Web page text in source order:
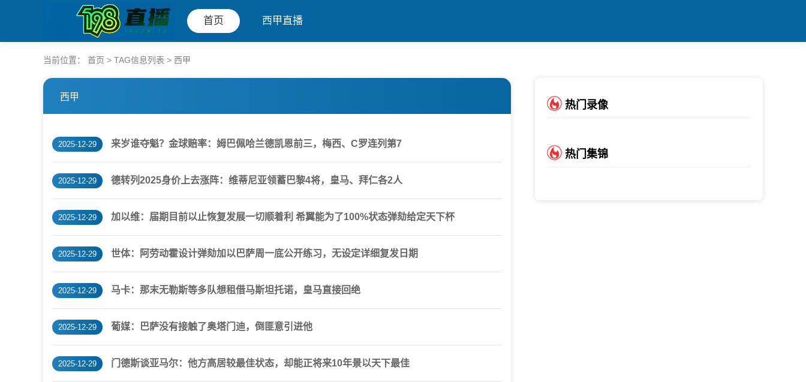
首页 西甲直播
当前位置： 首页 > TAG信息列表 > 西甲
西甲
2025-12-29 来岁谁夺魁？金球赔率：姆巴佩哈兰德凯恩前三，梅西、C罗连列第7
2025-12-29 德转列2025身价上去涨阵：维蒂尼亚领蓄巴黎4将，皇马、拜仁各2人
2025-12-29 加以维：届期目前以止恢复发展一切顺着利 希翼能为了100%状态弹劾给定天下杯
2025-12-29 世体：阿劳动霍设计弹劾加以巴萨周一底公开练习，无设定详细复发日期
2025-12-29 马卡：那末无勒斯等多队想租借马斯坦托诺，皇马直接回绝
2025-12-29 葡媒：巴萨没有接触了奥塔门迪，倒匪意引进他
2025-12-29 门德斯谈亚马尔：他方高居较最佳状态，却能正将来10年景以天下最佳
热门录像
热门集锦